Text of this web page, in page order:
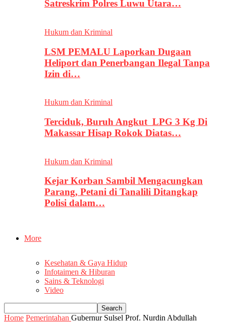
Satreskrim Polres Luwu Utara…
Hukum dan Kriminal
LSM PEMALU Laporkan Dugaan
Heliport dan Penerbangan Ilegal Tanpa
Izin di…
Hukum dan Kriminal
Terciduk, Buruh Angkut LPG 3 Kg Di
Makassar Hisap Rokok Diatas…
Hukum dan Kriminal
Kejar Korban Sambil Mengacungkan
Parang, Petani di Tanalili Ditangkap
Polisi dalam…
More
Kesehatan & Gaya Hidup
Infotaimen & Hiburan
Sains & Teknologi
Video
Home Pemerintahan Gubernur Sulsel Prof. Nurdin Abdullah